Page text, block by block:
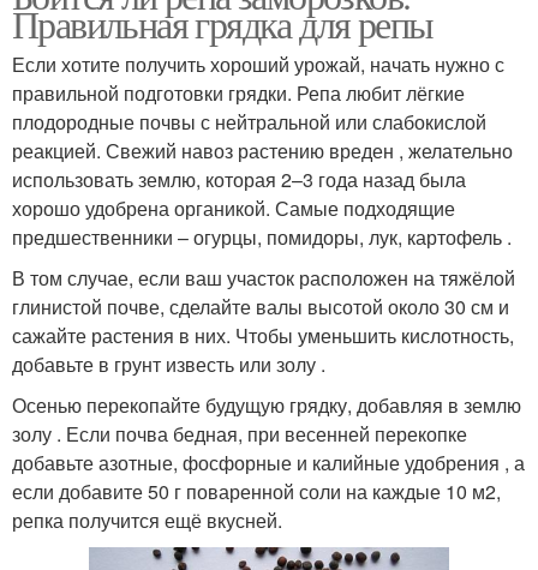
Правильная грядка для репы
Если хотите получить хороший урожай, начать нужно с
правильной подготовки грядки. Репа любит лёгкие
плодородные почвы с нейтральной или слабокислой
реакцией. Свежий навоз растению вреден , желательно
использовать землю, которая 2–3 года назад была
хорошо удобрена органикой. Самые подходящие
предшественники – огурцы, помидоры, лук, картофель .
В том случае, если ваш участок расположен на тяжёлой
глинистой почве, сделайте валы высотой около 30 см и
сажайте растения в них. Чтобы уменьшить кислотность,
добавьте в грунт известь или золу .
Осенью перекопайте будущую грядку, добавляя в землю
золу . Если почва бедная, при весенней перекопке
добавьте азотные, фосфорные и калийные удобрения , а
если добавите 50 г поваренной соли на каждые 10 м2,
репка получится ещё вкусней.